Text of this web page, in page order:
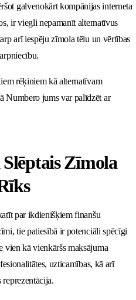
galvenokārt kompānijas interneta
ir viegli nepamanīt alternatīvus
arī iespēju zīmola tēlu un vērtības
rēķiniem kā alternatīvam
Numbero jums var palīdzēt ar
Zīmola
par ikdienišķiem finanšu
tie patiesībā ir potenciāli spēcīgi
kā vienkāršs maksājuma
uzticamības, kā arī